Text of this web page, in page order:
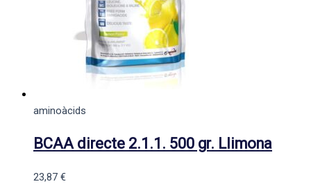
aminoàcids
BCAA directe 2.1.1. 500 gr. Llimona
23,87 €